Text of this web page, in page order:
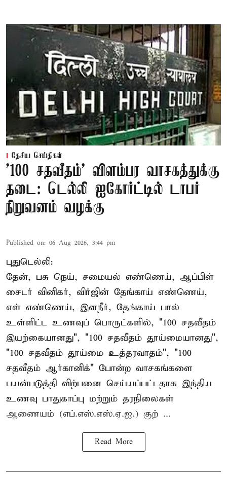
தேசிய செய்திகள்
'100 சதவீதம்' விளம்பர வாசகத்துக்கு
தடை: டெல்லி ஐகோர்ட்டில் டாபர்
நிறுவனம் வழக்கு
Published on: 06 Aug 2026, 3:44 pm
புதுடெல்லி:
தேன், பசு நெய், சமையல் எண்ணெய், ஆப்பிள்
சைடர் வினிகர், விர்ஜின் தேங்காய் எண்ணெய்,
எள் எண்ணெய், இளநீர், தேங்காய் பால்
உள்ளிட்ட உணவுப் பொருட்களில், "100 சதவீதம்
இயற்கையானது", "100 சதவீதம் தூய்மையானது",
"100 சதவீதம் தூய்மை உத்தரவாதம்", "100
சதவீதம் ஆர்கானிக்" போன்ற வாசகங்களை
பயன்படுத்தி விற்பனை செய்யப்பட்டதாக இந்திய
உணவு பாதுகாப்பு மற்றும் தரநிலைகள்
ஆணையம் (எப்.எஸ்.எஸ்.ஏ.ஐ.) குற் ...
Read More